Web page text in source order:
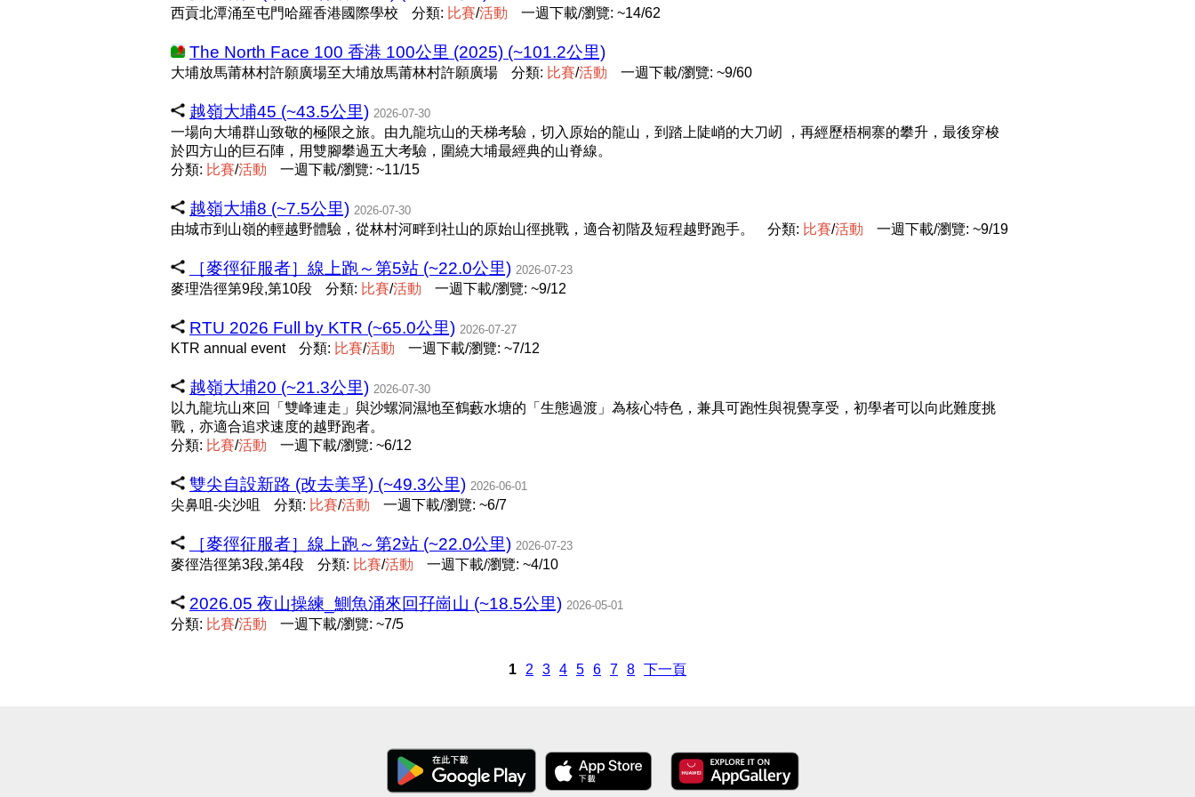
西貢北潭涌至屯門哈羅香港國際學校 分類: 比賽/活動 一週下載/瀏覽: ~14/62
The North Face 100 香港 100公里 (2025) (~101.2公里)
大埔放馬莆林村許願廣場至大埔放馬莆林村許願廣場 分類: 比賽/活動 一週下載/瀏覽: ~9/60
越嶺大埔45 (~43.5公里) 2026-07-30
一場向大埔群山致敬的極限之旅。由九龍坑山的天梯考驗，切入原始的龍山，到踏上陡峭的大刀屻 ，再經歷梧桐寨的攀升，最後穿梭
於四方山的巨石陣，用雙腳攀過五大考驗，圍繞大埔最經典的山脊線。
分類: 比賽/活動 一週下載/瀏覽: ~11/15
越嶺大埔8 (~7.5公里) 2026-07-30
由城市到山嶺的輕越野體驗，從林村河畔到社山的原始山徑挑戰，適合初階及短程越野跑手。 分類: 比賽/活動 一週下載/瀏覽: ~9/19
［麥徑征服者］線上跑～第5站 (~22.0公里) 2026-07-23
麥理浩徑第9段,第10段 分類: 比賽/活動 一週下載/瀏覽: ~9/12
RTU 2026 Full by KTR (~65.0公里) 2026-07-27
KTR annual event 分類: 比賽/活動 一週下載/瀏覽: ~7/12
越嶺大埔20 (~21.3公里) 2026-07-30
以九龍坑山來回「雙峰連走」與沙螺洞濕地至鶴藪水塘的「生態過渡」為核心特色，兼具可跑性與視覺享受，初學者可以向此難度挑
戰，亦適合追求速度的越野跑者。
分類: 比賽/活動 一週下載/瀏覽: ~6/12
雙尖自設新路 (改去美孚) (~49.3公里) 2026-06-01
尖鼻咀-尖沙咀 分類: 比賽/活動 一週下載/瀏覽: ~6/7
［麥徑征服者］線上跑～第2站 (~22.0公里) 2026-07-23
麥徑浩徑第3段,第4段 分類: 比賽/活動 一週下載/瀏覽: ~4/10
2026.05 夜山操練_鰂魚涌來回孖崗山 (~18.5公里) 2026-05-01
分類: 比賽/活動 一週下載/瀏覽: ~7/5
1 2 3 4 5 6 7 8 下一頁